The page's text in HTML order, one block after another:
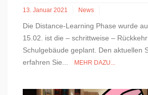
13. Januar 2021 News
Die Distance-Learning Phase wurde
15.02. ist die – schrittweise –
Schulgebäude geplant. Den aktuellen
erfahren Sie...
MEHR DAZU...